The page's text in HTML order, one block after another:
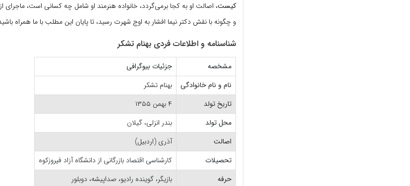
کیست، اصالت او به کجا برمی‌گردد، خانواده هنرمند او شامل چه کسانی است، ماجرای
و چگونه با نقش دکتر نیما افشار به اوج شهرت رسید، تا پایان این مطلب با ما همراه
شناسنامه و اطلاعات فردی بهنام تشکر
مشخصه
جزئیات بیوگرافی
نام و نام خانوادگی
بهنام تشکر
تاریخ تولد
۴ بهمن ۱۳۵۵
محل تولد
بندر انزلی، گیلان
اصالت
آذری (اردبیل)
تحصیلات
کارشناسی اقتصاد بازرگانی از دانشگاه آزاد فیروزکوه
حرفه
بازیگر، گوینده رادیو، صداپیشه، دوبلور